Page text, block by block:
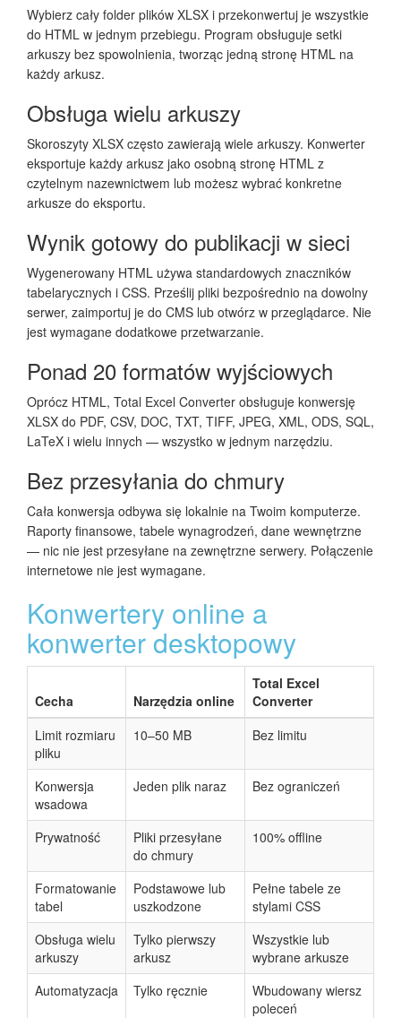
Wybierz cały folder plików XLSX i przekonwertuj je wszystkie
do HTML w jednym przebiegu. Program obsługuje setki
arkuszy bez spowolnienia, tworząc jedną stronę HTML na
każdy arkusz.
Obsługa wielu arkuszy
Skoroszyty XLSX często zawierają wiele arkuszy. Konwerter
eksportuje każdy arkusz jako osobną stronę HTML z
czytelnym nazewnictwem lub możesz wybrać konkretne
arkusze do eksportu.
Wynik gotowy do publikacji w sieci
Wygenerowany HTML używa standardowych znaczników
tabelarycznych i CSS. Prześlij pliki bezpośrednio na dowolny
serwer, zaimportuj je do CMS lub otwórz w przeglądarce. Nie
jest wymagane dodatkowe przetwarzanie.
Ponad 20 formatów wyjściowych
Oprócz HTML, Total Excel Converter obsługuje konwersję
XLSX do PDF, CSV, DOC, TXT, TIFF, JPEG, XML, ODS, SQL,
LaTeX i wielu innych — wszystko w jednym narzędziu.
Bez przesyłania do chmury
Cała konwersja odbywa się lokalnie na Twoim komputerze.
Raporty finansowe, tabele wynagrodzeń, dane wewnętrzne
— nic nie jest przesyłane na zewnętrzne serwery. Połączenie
internetowe nie jest wymagane.
Konwertery online a
konwerter desktopowy
Cecha Narzędzia online
Total Excel
Converter
Limit rozmiaru
pliku
10–50 MB Bez limitu
Konwersja
wsadowa
Jeden plik naraz Bez ograniczeń
Prywatność
Pliki przesyłane
do chmury
100% offline
Formatowanie
tabel
Podstawowe lub
uszkodzone
Pełne tabele ze
stylami CSS
Obsługa wielu
arkuszy
Tylko pierwszy
arkusz
Wszystkie lub
wybrane arkusze
Automatyzacja
Tylko ręcznie
Wbudowany wiersz
poleceń